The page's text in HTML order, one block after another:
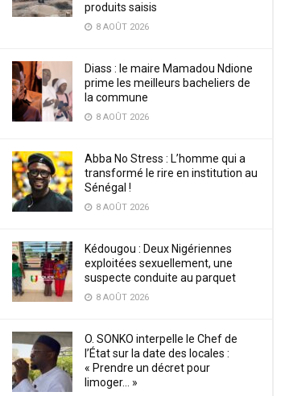
produits saisis
8 AOÛT 2026
Diass : le maire Mamadou Ndione
prime les meilleurs bacheliers de
la commune
8 AOÛT 2026
Abba No Stress : L’homme qui a
transformé le rire en institution au
Sénégal !
8 AOÛT 2026
Kédougou : Deux Nigériennes
exploitées sexuellement, une
suspecte conduite au parquet
8 AOÛT 2026
O. SONKO interpelle le Chef de
l’État sur la date des locales :
« Prendre un décret pour
limoger… »